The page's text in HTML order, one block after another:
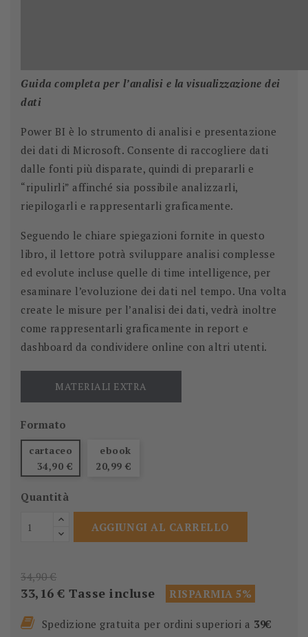
Guida completa per l’analisi e la visualizzazione dei
dati
Power BI è lo strumento di analisi e presentazione
dei dati di Microsoft. Consente di raccogliere dati
dalle fonti più disparate, quindi di prepararli e
“ripulirli” affinché sia possibile analizzarli,
riepilogarli e rappresentarli graficamente.
Seguendo le chiare spiegazioni fornite in questo
libro, il lettore potrà sviluppare analisi complesse
ed evolute incluse quelle di time intelligence, per
esaminare l’evoluzione dei dati nel tempo. Una volta
create le misure per l’analisi dei dati, vedrà inoltre
come rappresentarli graficamente in report e
dashboard da condividere online con altri utenti.
MATERIALI EXTRA
Formato
cartaceo
34,90 €
ebook
20,99 €
Quantità
AGGIUNGI AL CARRELLO
34,90 €
33,16 € Tasse incluse RISPARMIA 5%
Spedizione gratuita per ordini superiori a 39€